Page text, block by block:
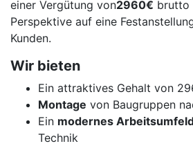
einer Vergütung von2960€ brutto
Perspektive auf eine
Kunden.
Wir bieten
Ein attraktives Gehalt von
Montage von Baugruppen
Ein modernes
Technik